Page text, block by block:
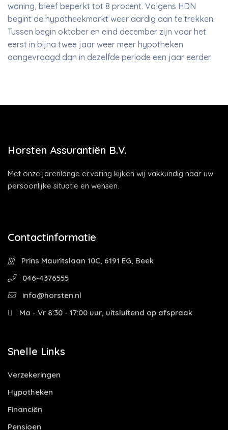
woning, bleef beperkt tot 8 procent. Volgens HDN
begint de hypotheekmarkt weer aardig aan te trekken.
Tussen begin oktober en eind december zijn voor het
eerst in bijna twee jaar weer meer hypotheken
aangevraagd dan in dezelfde periode een jaar eerder.
Horsten Assurantiën B.V.
Met onze jarenlange ervaring kijken wij vakkundig naar uw
persoonlijke situatie en wensen.
Contactinformatie
Prins Mauritslaan 10C, 6191 EG, Beek
046-4376555
info@horsten.nl
Ma - Vr 8:30 - 17:00 uur, uitsluitend op afspraak
Snelle Links
Verzekeringen
Hypotheken
Financiën
Pensioen